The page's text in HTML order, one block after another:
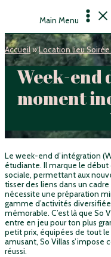
Main Menu
Accueil»Location lieu
Week-end
moment
Le week-end d’intégration
étudiante. Il marque le
sociale, permettant aux
tisser des liens dans un
nécessite une préparation
gamme d’activités
mémorable. C’est là que So
entre en jeu pour ton plus
petit prix, équipées de tout
amusant, So Villas s’impose
réussi.